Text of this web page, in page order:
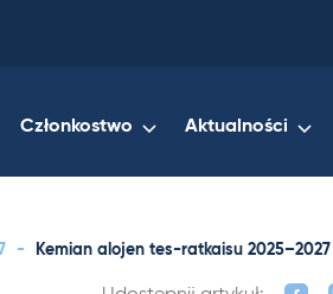
Członkostwo Aktualności
- Kemian alojen tes-ratkaisu 2025–2027
your
clipboard.)